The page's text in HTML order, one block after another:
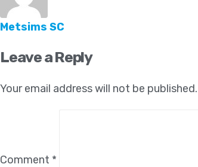
Metsims SC
Leave a Reply
Your email address will not be published.
Comment *